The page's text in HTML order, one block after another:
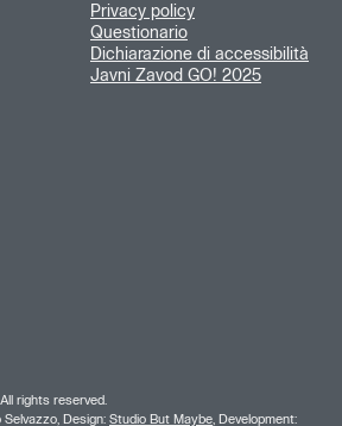
Privacy policy
Questionario
Dichiarazione di accessibilità
Javni Zavod GO! 2025
rights reserved.
Selvazzo, Design: Studio But Maybe , Development: